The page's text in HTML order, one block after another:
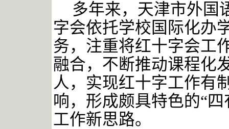
多年来，天津市外国
字会依托学校国际化办
务，注重将红十字会工
融合，不断推动课程化
人，实现红十字工作有
响，形成颇具特色的“
工作新思路。